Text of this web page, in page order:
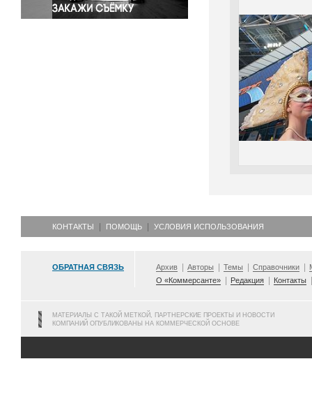
КОНТАКТЫ ПОМОЩЬ УСЛОВИЯ ИСПОЛЬЗОВАНИЯ
ОБРАТНАЯ СВЯЗЬ Архив Авторы Темы Справочники
О «Коммерсанте»
Редакция Контакты
МАТЕРИАЛЫ С ТАКОЙ МЕТКОЙ, ПАРТНЕРСКИЕ ПРОЕКТЫ И НОВОСТИ
КОМПАНИЙ ОПУБЛИКОВАНЫ НА КОММЕРЧЕСКОЙ ОСНОВЕ